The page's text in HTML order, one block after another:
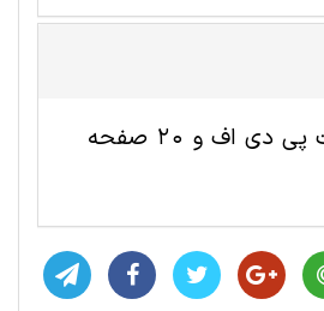
این مقاله ترجمه شده زیست شناسی سلولی و مولکولی شامل 10 صفحه انگلیسی به صورت پی دی اف و 20 صفحه